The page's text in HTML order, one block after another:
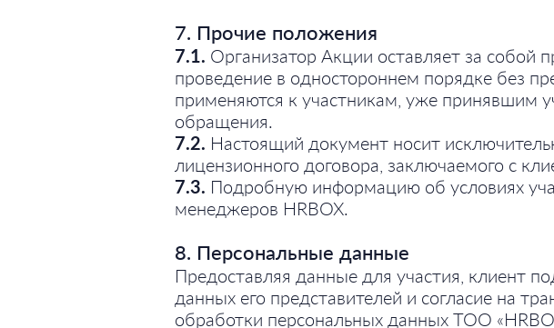
7. Прочие положения
7.1. Организатор Акции оставляет за собой
проведение в одностороннем порядке без
применяются к участникам, уже принявшим
обращения.
7.2. Настоящий документ носит
лицензионного договора, заключаемого с
7.3. Подробную информацию об условиях
менеджеров HRBOX.
8. Персональные данные
Предоставляя данные для участия, клиент
данных его представителей и согласие на
обработки персональных данных ТОО